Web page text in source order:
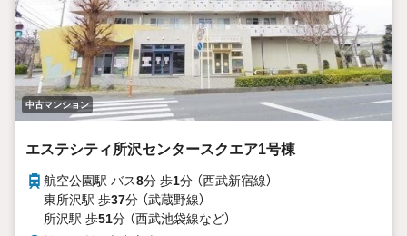
中古マンション
エステシティ所沢センタースクエア1号棟
航空公園駅 バス8分 歩1分 （西武新宿線）
東所沢駅 歩37分 （武蔵野線）
所沢駅 歩51分 （西武池袋線など）